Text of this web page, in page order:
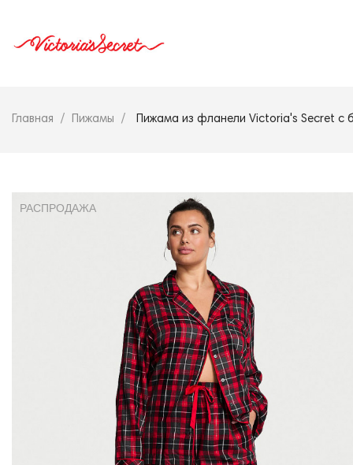
Главная Пижамы Пижама из фланели Victoria's Secret с
РАСПРОДАЖА